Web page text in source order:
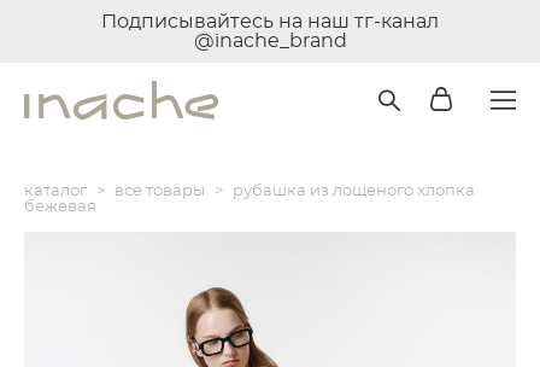
Подписывайтесь на наш тг-канал
@inache_brand
каталог > все товары >
рубашка из лощеного хлопка
бежевая